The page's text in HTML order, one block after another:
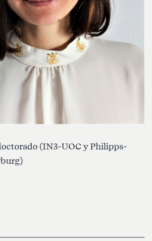
(IN3-UOC y Philipps-